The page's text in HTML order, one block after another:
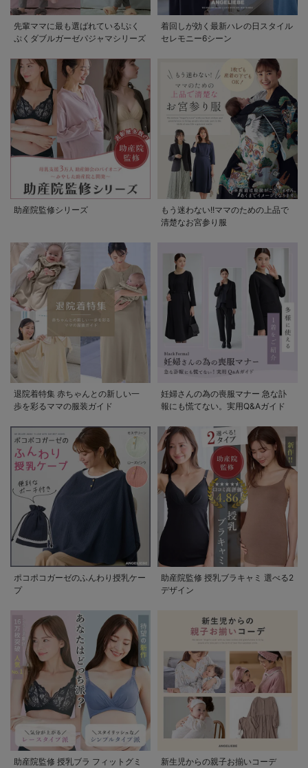
先輩ママに最も選ばれている!ぷく
ぷくダブルガーゼパジャマシリーズ
着回しが効く最新ハレの日スタイル
セレモニー6シーン
助産院監修シリーズ
もう迷わない!!ママのための上品で
清楚なお宮参り服
退院着特集 赤ちゃんとの新しい一
歩を彩るママの服装ガイド
妊婦さんの為の喪服マナー 急な訃
報にも慌てない。実用Q&Aガイド
ポコポコガーゼのふんわり授乳ケー
プ
助産院監修 授乳ブラキャミ 選べる2
デザイン
助産院監修 授乳ブラ フィットグミ
新生児からの親子お揃いコーデ